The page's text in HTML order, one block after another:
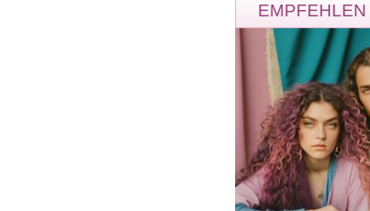
Bewertungen: 197
Wieder ein riesiges Eingetroffen für
diese wundervolle Arbeit! Was mir
vor drei Wochen in der E-Mail-
als